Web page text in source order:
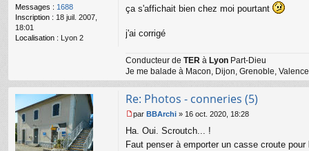
Messages : 1688
Inscription : 18 juil. 2007,
18:01
Localisation : Lyon 2
o
l
ça s'affichait bien chez moi pourtant
j'ai corrigé
Conducteur de TER à Lyon Part-Dieu
Je me balade à Macon, Dijon, Grenoble,
Re: Photos - conneries (5)
e
s
par BBArchi » 16 oct. 2020, 18:28
Ha. Oui. Scroutch... !
Faut penser à emporter un casse croute